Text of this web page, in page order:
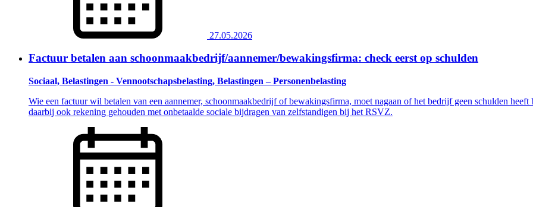
27.05.2026
Factuur betalen aan schoonmaakbedrijf/aannemer/bewakingsfirma: check eerst op schulden
Sociaal, Belastingen - Vennootschapsbelasting, Belastingen – Personenbelasting
Wie een factuur wil betalen van een aannemer, schoonmaakbedrijf of bewakingsfirma, moet nagaan of het bedrijf geen schulden
daarbij ook rekening gehouden met onbetaalde sociale bijdragen van zelfstandigen bij het RSVZ.